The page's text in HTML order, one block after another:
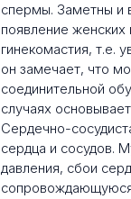
спермы. Заметны и
появление
гинекомастия, т.е.
он замечает, что
соединительной
случаях
Сердечно-
сердца и сосудов.
давления, сбои
сопровождающуюся